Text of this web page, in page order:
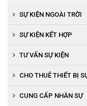
SỰ KIỆN NGOÀI TRỜI
Tổ chức khánh thành,
Tổ chức lễ động thổ
Tổ chức lễ đón bằng
Tổ chức lễ đón bằng
SỰ KIỆN KẾT HỢP
Tổ chức khai trương,
Tổ chức lễ ra mắt
Tổ chức cuộc thi
TƯ VẤN SỰ KIỆN
CHO THUÊ THIẾT BỊ
Cho thuê thiết bị âm
CUNG CẤP NHÂN SỰ